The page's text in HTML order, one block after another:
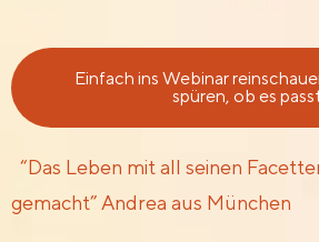
Einfach ins Webinar
spüren, ob es
“Das Leben mit all seinen
gemacht” Andrea aus München